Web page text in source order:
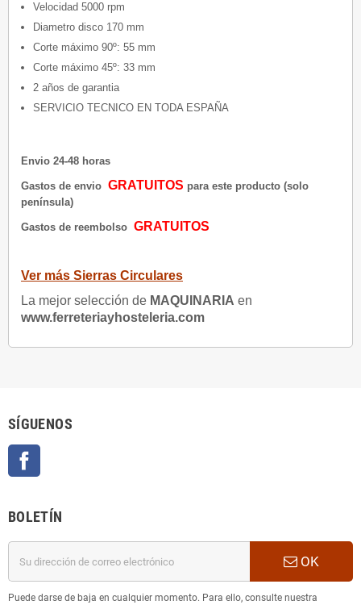
Velocidad 5000 rpm
Diametro disco 170 mm
Corte máximo 90º: 55 mm
Corte máximo 45º: 33 mm
2 años de garantia
SERVICIO TECNICO EN TODA ESPAÑA
Envio 24-48 horas
Gastos de envio GRATUITOS para este producto (solo
península)
Gastos de reembolso GRATUITOS
Ver más Sierras Circulares
La mejor selección de MAQUINARIA en
www.ferreteriayhosteleria.com
SÍGUENOS
BOLETÍN
OK
Puede darse de baja en cualquier momento. Para ello, consulte nuestra